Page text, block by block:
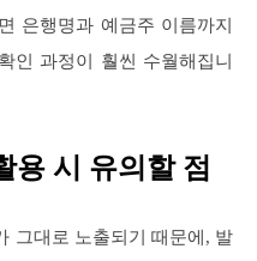
은행명과 예금주 이름까지
인 과정이 훨씬 수월해집니
용 시 유의할 점
그대로 노출되기 때문에, 발